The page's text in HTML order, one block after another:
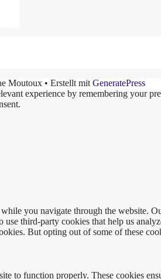
Moutoux • Erstellt mit GeneratePress
experience by remembering your
you navigate through the website.
third-party cookies that help us
But opting out of some of these
to function properly. These cookies